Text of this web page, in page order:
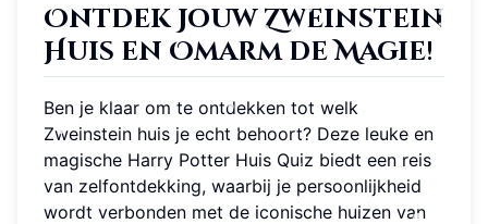
Ontdek Jouw Zweinstein
Huis en Omarm de Magie!
Ben je klaar om te ontdekken tot welk
Zweinstein huis je echt behoort? Deze leuke en
magische Harry Potter Huis Quiz biedt een reis
van zelfontdekking, waarbij je persoonlijkheid
wordt verbonden met de iconische huizen van